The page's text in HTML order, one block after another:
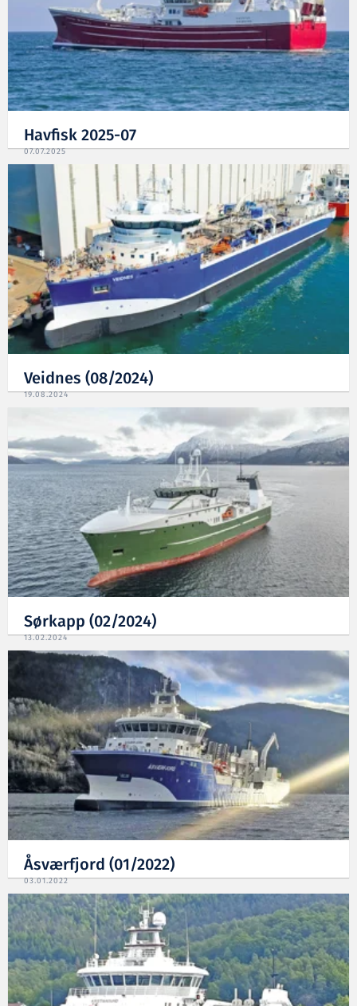
Havfisk 2025-07
07.07.2025
Veidnes (08/2024)
19.08.2024
Sørkapp (02/2024)
13.02.2024
Åsværfjord (01/2022)
03.01.2022